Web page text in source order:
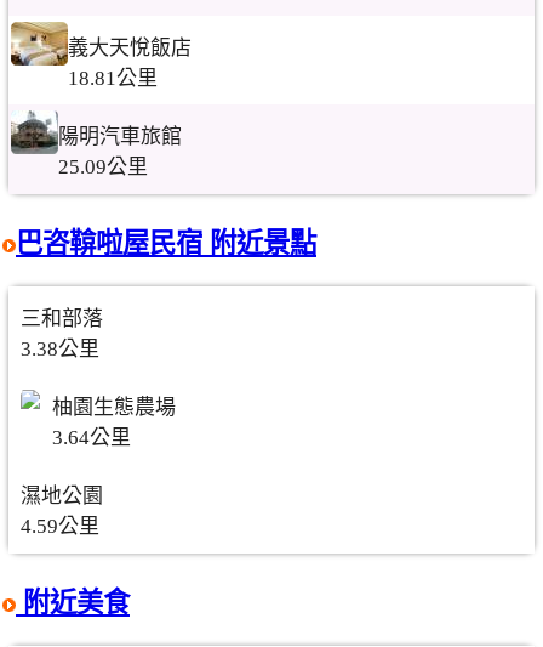
義大天悅飯店
18.81公里
陽明汽車旅館
25.09公里
巴咨鞥啦屋民宿 附近景點
三和部落
3.38公里
柚園生態農場
3.64公里
濕地公園
4.59公里
附近美食